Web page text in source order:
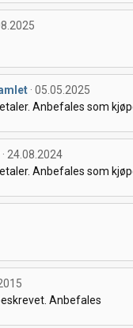
05.05.2025
Anbefales som
24.08.2024
Anbefales som
Anbefales